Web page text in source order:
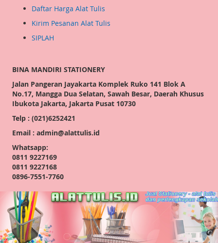
Daftar Harga Alat Tulis
Kirim Pesanan Alat Tulis
SIPLAH
BINA MANDIRI STATIONERY
Jalan Pangeran Jayakarta Komplek Ruko 141 Blok A
No.17, Mangga Dua Selatan, Sawah Besar, Daerah Khusus
Ibukota Jakarta, Jakarta Pusat 10730
Telp : (021)6252421
Email : admin@alattulis.id
Whatsapp:
0811 9227169
0811 9227168
0896-7551-7760